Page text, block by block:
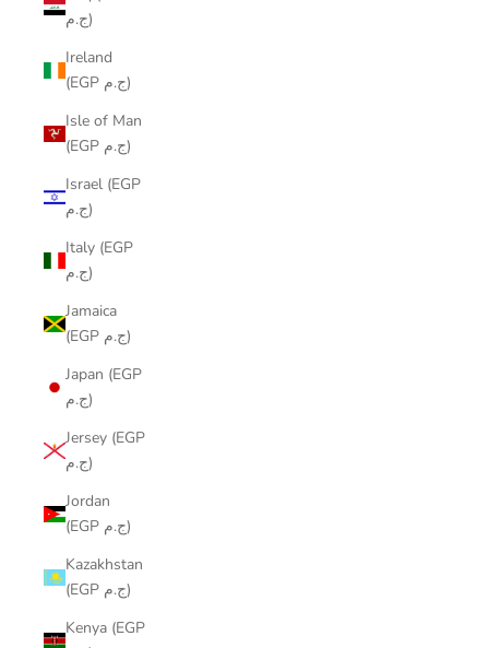
ج.م)
Ireland
(EGP ج.م)
Isle of Man
(EGP ج.م)
Israel (EGP
ج.م)
Italy (EGP
ج.م)
Jamaica
(EGP ج.م)
Japan (EGP
ج.م)
Jersey (EGP
ج.م)
Jordan
(EGP ج.م)
Kazakhstan
(EGP ج.م)
Kenya (EGP